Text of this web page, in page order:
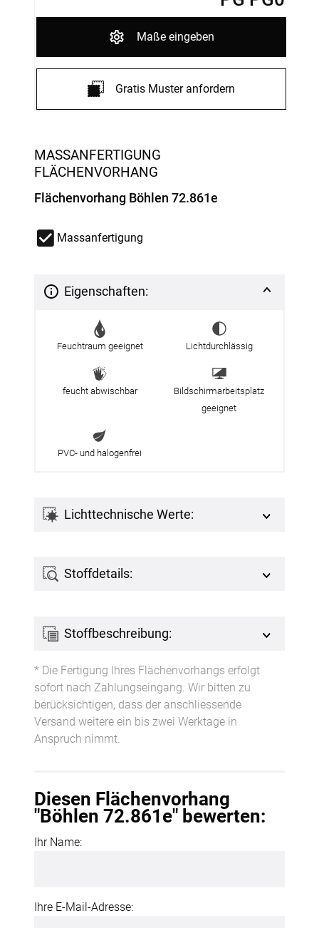
MASSANFERTIGUNG
FLÄCHENVORHANG
Flächenvorhang Böhlen 72.861e
Massanfertigung
Eigenschaften:
Feuchtraum geeignet Lichtdurchlässig
feucht abwischbar
Bildschirmarbeitsplatz
geeignet
PVC- und halogenfrei
Lichttechnische Werte:
Stoffdetails:
Stoffbeschreibung:
Maße eingeben
Gratis Muster anfordern
* Die Fertigung Ihres Flächenvorhangs erfolgt
sofort nach Zahlungseingang. Wir bitten zu
berücksichtigen, dass der anschliessende
Versand weitere ein bis zwei Werktage in
Anspruch nimmt.
Diesen Flächenvorhang
"Böhlen 72.861e" bewerten:
Ihr Name:
Ihre E-Mail-Adresse: